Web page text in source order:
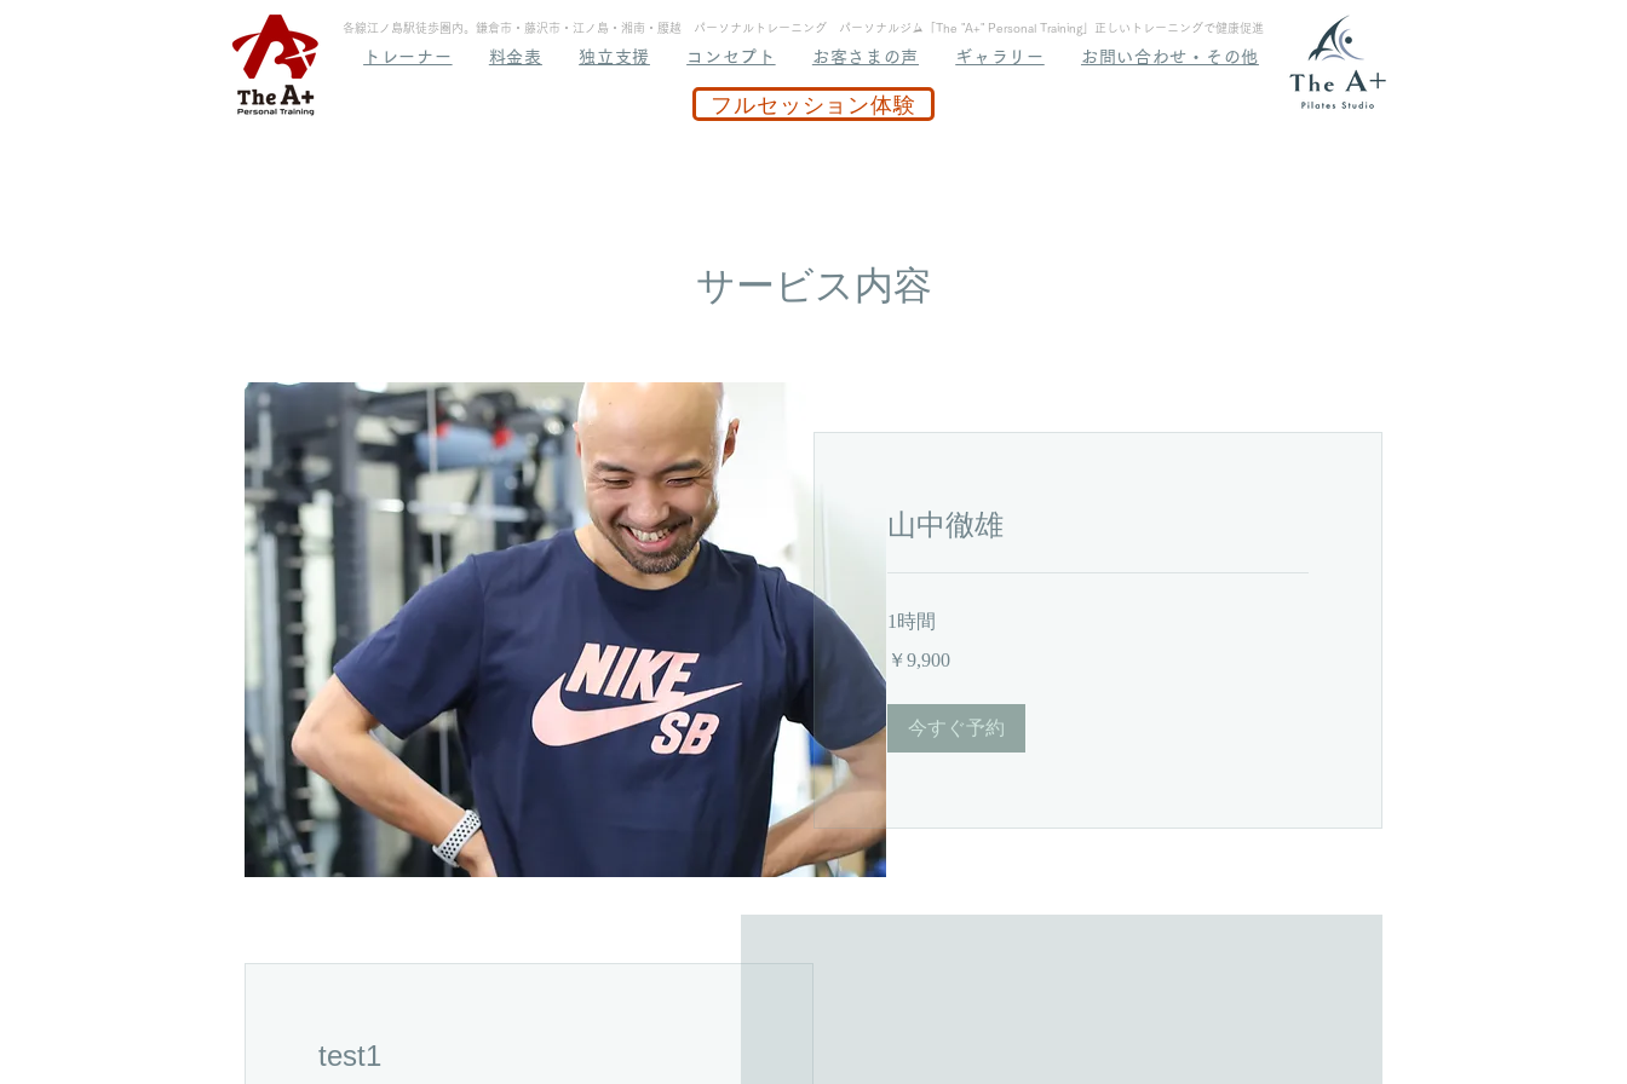
各線江ノ島駅徒歩圏内。鎌倉市・藤沢市・江ノ島・湘南・腰越 パーソナルトレーニング パーソナルジム「The "A+" Personal Training」正しいトレーニングで健康促進
トレーナー 料金表 独立支援 コンセプト お客さまの声 ギャラリー お問い合わせ・その他
フルセッション体験
サービス内容
山中徹雄
1時間
円
￥9,900
今すぐ予約
test1